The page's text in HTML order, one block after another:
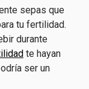
sepas que
tu fertilidad.
durante
te hayan
ser un